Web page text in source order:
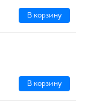
В корзину
В корзину